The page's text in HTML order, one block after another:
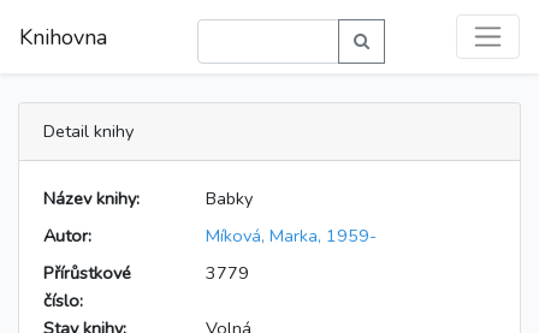
Knihovna
Detail knihy
Název knihy:
Babky
Autor:
Míková, Marka, 1959-
Přírůstkové
číslo:
3779